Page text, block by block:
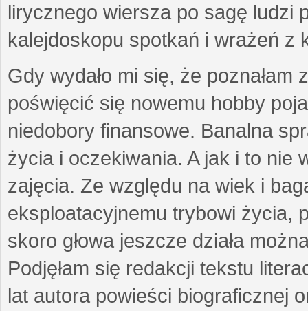
lirycznego wiersza po sagę ludzi
kalejdoskopu spotkań i wrażeń z
Gdy wydało mi się, że
poświęcić się nowemu hobby
niedobory finansowe. Banalna
życia i oczekiwania. A jak i to nie
zajęcia. Ze względu na wiek i
eksploatacyjnemu trybowi życia,
skoro głowa jeszcze działa
Podjęłam się redakcji tekstu
lat autora powieści biograficznej